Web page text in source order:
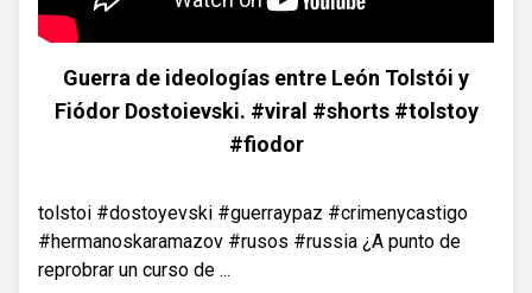
Guerra de ideologías entre León Tolstói y
Fiódor Dostoievski. #viral #shorts #tolstoy
#fiodor
tolstoi #dostoyevski #guerraypaz #crimenycastigo
#hermanoskaramazov #rusos #russia ¿A punto de
reprobrar un curso de ...